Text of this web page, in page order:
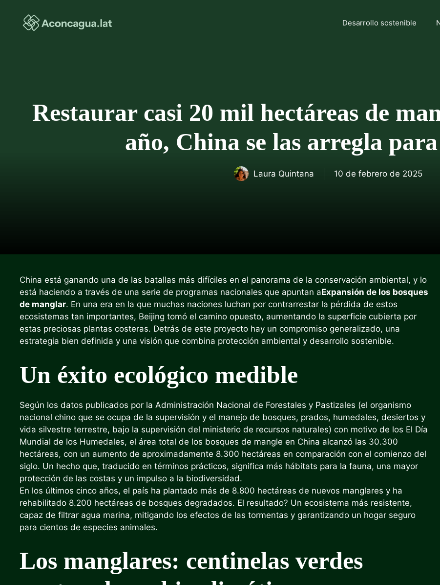
contenido
Desarrollo sostenible
Restaurar casi 20 mil hectáreas de
año, China se las arregla
Laura Quintana 10 de febrero de 2025
China está ganando una de las batallas más difíciles en el panorama de la conservación ambiental, y lo
está haciendo a través de una serie de programas nacionales que apuntan aExpansión de los bosques
de manglar. En una era en la que muchas naciones luchan por contrarrestar la pérdida de estos
ecosistemas tan importantes, Beijing tomó el camino opuesto, aumentando la superficie cubierta por
estas preciosas plantas costeras. Detrás de este proyecto hay un compromiso generalizado, una
estrategia bien definida y una visión que combina protección ambiental y desarrollo sostenible.
Un éxito ecológico medible
Según los datos publicados por la Administración Nacional de Forestales y Pastizales (el organismo
nacional chino que se ocupa de la supervisión y el manejo de bosques, prados, humedales, desiertos y
vida silvestre terrestre, bajo la supervisión del ministerio de recursos naturales) con motivo de los El Día
Mundial de los Humedales, el área total de los bosques de mangle en China alcanzó las 30.300
hectáreas, con un aumento de aproximadamente 8.300 hectáreas en comparación con el comienzo del
siglo. Un hecho que, traducido en términos prácticos, significa más hábitats para la fauna, una mayor
protección de las costas y un impulso a la biodiversidad.
En los últimos cinco años, el país ha plantado más de 8.800 hectáreas de nuevos manglares y ha
rehabilitado 8.200 hectáreas de bosques degradados. El resultado? Un ecosistema más resistente,
capaz de filtrar agua marina, mitigando los efectos de las tormentas y garantizando un hogar seguro
para cientos de especies animales.
Los manglares: centinelas verdes